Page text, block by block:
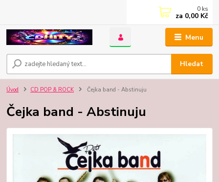
Menu
Hledat
0 ks
za 0,00 Kč
Úvod CD POP & ROCK Čejka band - Abstinuju
Čejka band - Abstinuju